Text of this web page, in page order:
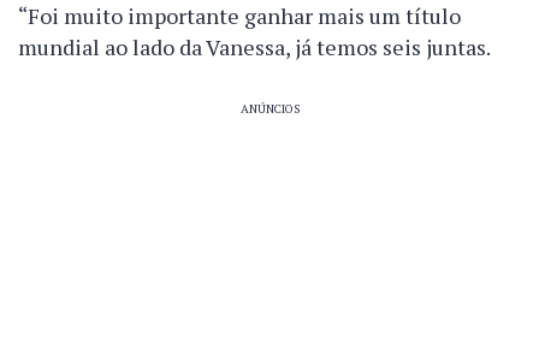
“Foi muito importante ganhar mais um título
mundial ao lado da Vanessa, já temos seis juntas.
ANÚNCIOS